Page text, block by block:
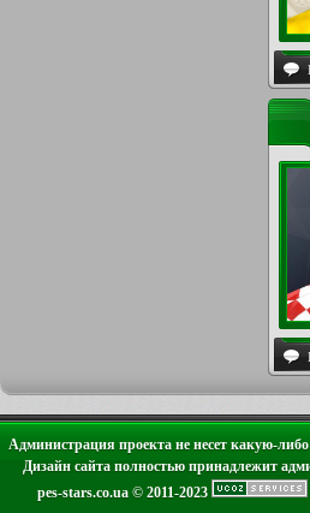
Администрация проекта не несет какую-
Дизайн сайта полностью принадлежит
pes-stars.co.ua © 2011-2023